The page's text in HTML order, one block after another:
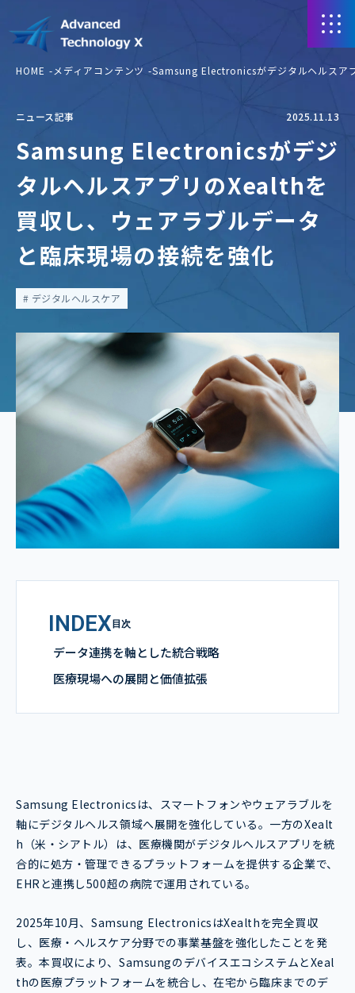
HOME メディアコンテンツ Samsung Electronicsがデジタルヘルスア
ニュース記事 2025.11.13
Samsung Electronicsがデジ
タルヘルスアプリのXealthを
買収し、ウェアラブルデータ
と臨床現場の接続を強化
デジタルヘルスケア
INDEX目次
データ連携を軸とした統合戦略
医療現場への展開と価値拡張
Samsung Electronicsは、スマートフォンやウェアラブルを
軸にデジタルヘルス領域へ展開を強化している。一方のXealt
h（米・シアトル）は、医療機関がデジタルヘルスアプリを統
合的に処方・管理できるプラットフォームを提供する企業で、
EHRと連携し500超の病院で運用されている。
2025年10月、Samsung ElectronicsはXealthを完全買収
し、医療・ヘルスケア分野での事業基盤を強化したことを発
表。本買収により、SamsungのデバイスエコシステムとXeal
thの医療プラットフォームを統合し、在宅から臨床までのデ